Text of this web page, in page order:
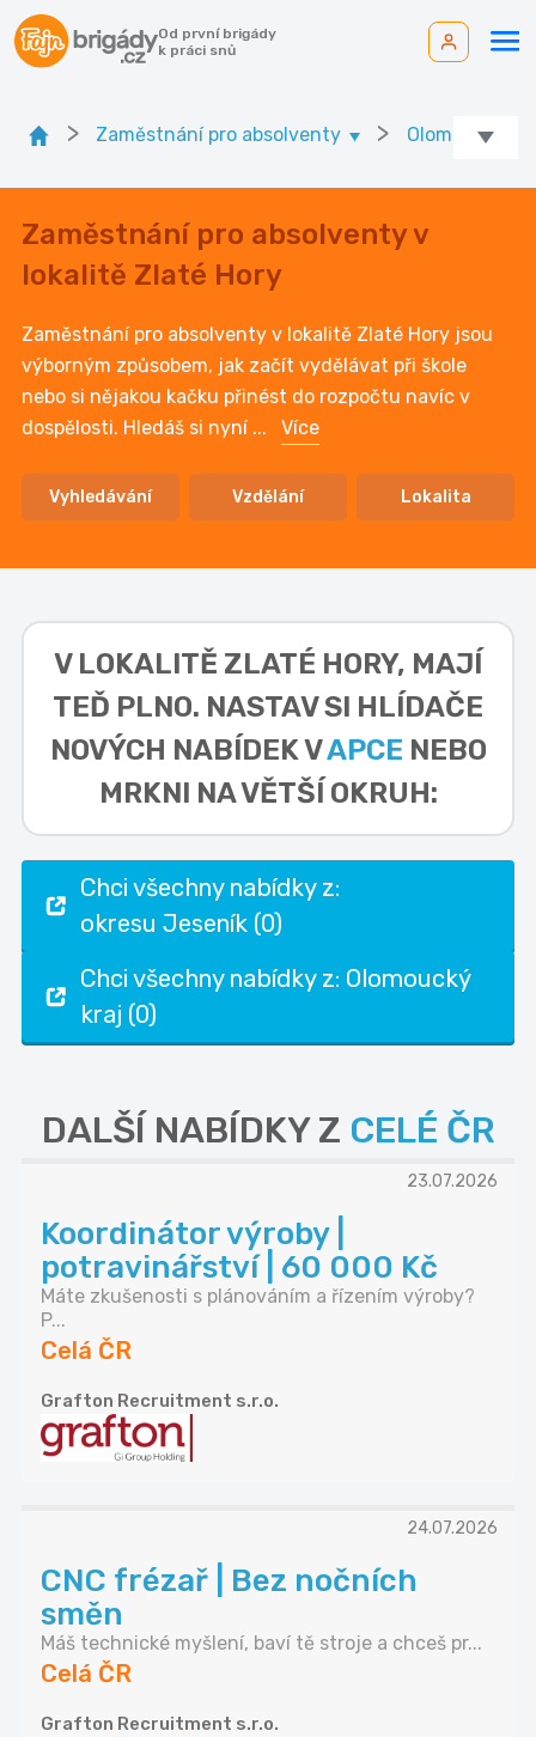
Od první brigády
k práci snů
> Zaměstnání pro absolventy > Olomoucký kr.
Zaměstnání pro absolventy v
lokalitě Zlaté Hory
Zaměstnání pro absolventy v lokalitě Zlaté Hory jsou
výborným způsobem, jak začít vydělávat při škole
nebo si nějakou kačku přinést do rozpočtu navíc v
dospělosti. Hledáš si nyní ... Více
Vyhledávání Vzdělání Lokalita
V LOKALITĚ ZLATÉ HORY, MAJÍ
TEĎ PLNO. NASTAV SI HLÍDAČE
NOVÝCH NABÍDEK VAPCE NEBO
MRKNI NA VĚTŠÍ OKRUH:
Chci všechny nabídky z:
okresu Jeseník (0)
Chci všechny nabídky z: Olomoucký
kraj (0)
DALŠÍ NABÍDKY Z CELÉ ČR
23.07.2026
Koordinátor výroby |
potravinářství | 60 000 Kč
Máte zkušenosti s plánováním a řízením výroby?
P...
Celá ČR
Grafton Recruitment s.r.o.
24.07.2026
CNC frézař | Bez nočních
směn
Máš technické myšlení, baví tě stroje a chceš pr...
Celá ČR
Grafton Recruitment s.r.o.